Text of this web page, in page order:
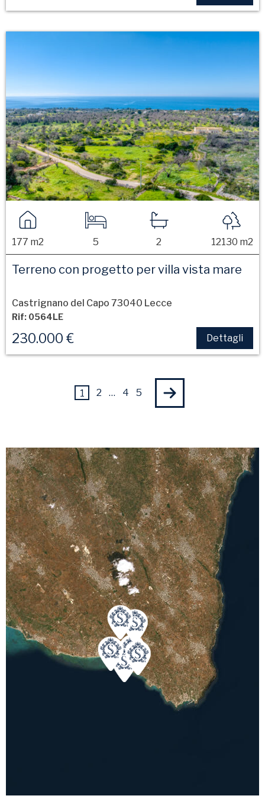
177 m2 5 2 12130 m2
Terreno con progetto per villa vista mare
Castrignano del Capo 73040 Lecce
Rif: 0564LE
230.000 € Dettagli
1 2 … 4 5